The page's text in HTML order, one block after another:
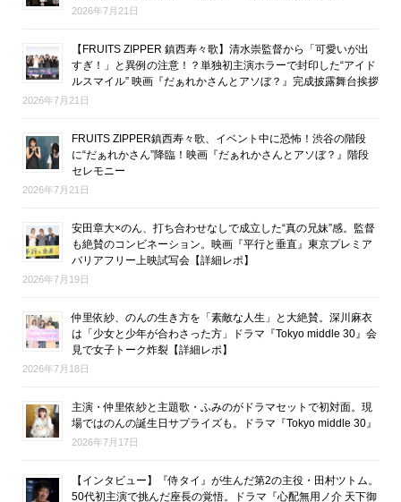
2026年7月21日
【FRUITS ZIPPER 鎮西寿々歌】清水崇監督から「可愛いが出
すぎ！」と異例の注意！？単独初主演ホラーで封印した“アイド
ルスマイル” 映画『だぁれかさんとアソぼ？』完成披露舞台挨拶
2026年7月21日
FRUITS ZIPPER鎮西寿々歌、イベント中に恐怖！渋谷の階段
に“だぁれかさん”降臨！映画『だぁれかさんとアソぼ？』階段
セレモニー
2026年7月21日
安田章大×のん、打ち合わせなしで成立した“真の兄妹”感。監督
も絶賛のコンビネーション。映画『平行と垂直』東京プレミア
バリアフリー上映試写会【詳細レポ】
2026年7月19日
仲里依紗、のんの生き方を「素敵な人生」と大絶賛。深川麻衣
は「少女と少年が合わさった方」ドラマ『Tokyo middle 30』会
見で女子トーク炸裂【詳細レポ】
2026年7月18日
主演・仲里依紗と主題歌・ふみのがドラマセットで初対面。現
場ではのんの誕生日サプライズも。ドラマ『Tokyo middle 30』
2026年7月17日
【インタビュー】『侍タイ』が生んだ第2の主役・田村ツトム。
50代初主演で挑んだ座長の覚悟。ドラマ『心配無用ノ介 天下御